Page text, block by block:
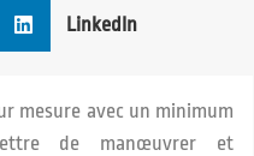
LinkedIn
mesure avec un minimum
de manœuvrer et